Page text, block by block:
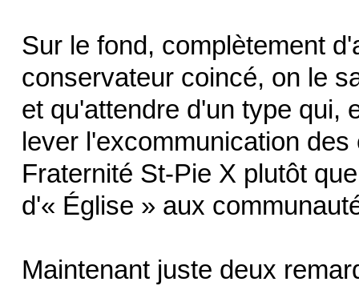
Sur le fond, complètement
conservateur coincé, on le
et qu'attendre d'un type qui,
lever l'excommunication
Fraternité St-Pie X plutôt
d'« Église » aux
Maintenant juste deux